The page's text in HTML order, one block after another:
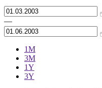
—
1М
3М
1Y
3Y